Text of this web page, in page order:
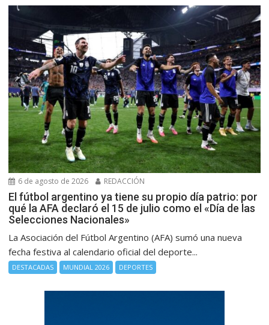
6 de agosto de 2026 REDACCIÓN
El fútbol argentino ya tiene su propio día patrio: por
qué la AFA declaró el 15 de julio como el «Día de las
Selecciones Nacionales»
La Asociación del Fútbol Argentino (AFA) sumó una nueva
fecha festiva al calendario oficial del deporte...
DESTACADAS MUNDIAL 2026 DEPORTES